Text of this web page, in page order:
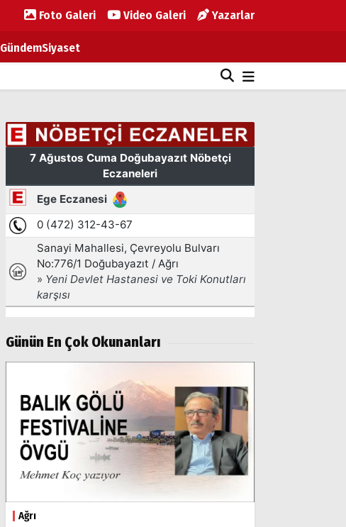
Foto Galeri Video Galeri Yazarlar
GündemSiyaset
Günün En Çok Okunanları
Ağrı